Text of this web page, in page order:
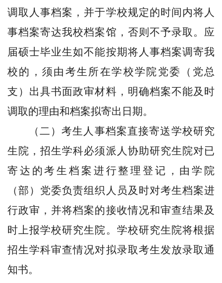
调取人事档案，并于学校规定的时间内将人
事档案寄达我校档案馆，否则不予录取。应
届硕士毕业生如不能按期将人事档案调寄我
校的，须由考生所在学校学院党委（党总
支）出具书面政审材料，明确档案不能及时
调取的理由和档案拟寄出日期。
（二）考生人事档案直接寄送学校研究
生院，招生学科必须派人协助研究生院对已
寄达的考生档案进行整理登记，由学院
（部）党委负责组织人员及时对考生档案进
行政审，并将档案的接收情况和审查结果及
时上报学校研究生院。学校研究生院将根据
招生学科审查情况对拟录取考生发放录取通
知书。